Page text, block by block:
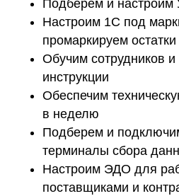
Подберем и
Настроим 1С под
промаркируем остатки
Обучим сотрудников
инструкции
Обеспечим
в неделю
Подберем и
терминалы сбора
Настроим ЭДО для
поставщиками и